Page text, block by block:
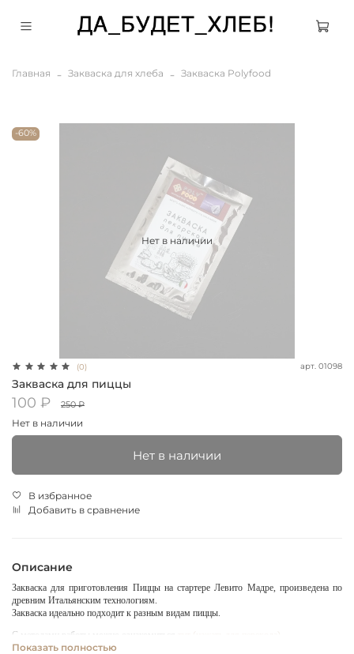
Главная Закваска для хлеба Закваска Polyfood
Нет в наличии
-60%
(0) арт. 01098
Закваска для пиццы
100 ₽ 250 ₽
Нет в наличии
Нет в наличии
В избранное
Добавить в сравнение
Описание
Закваска для приготовления Пиццы на стартере Левито Мадре, произведена по
древним Итальянским технологиям.
Закваска идеально подходит к разным видам пиццы.
С методами работы можно ознакомиться
Показать полностью